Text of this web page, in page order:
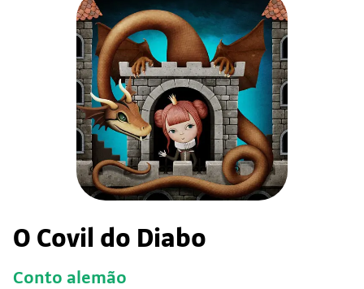
O Covil do Diabo
Conto alemão